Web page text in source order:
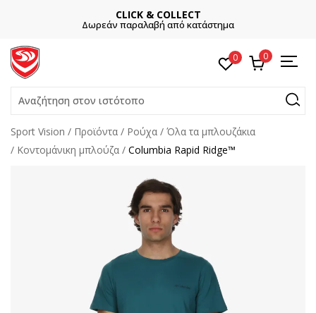
CLICK & COLLECT
Δωρεάν παραλαβή από κατάστημα
0 0
Αναζήτηση στον ιστότοπο
Sport Vision Προϊόντα Ρούχα
Όλα τα μπλουζάκια
Κοντομάνικη μπλούζα
Columbia Rapid Ridge™